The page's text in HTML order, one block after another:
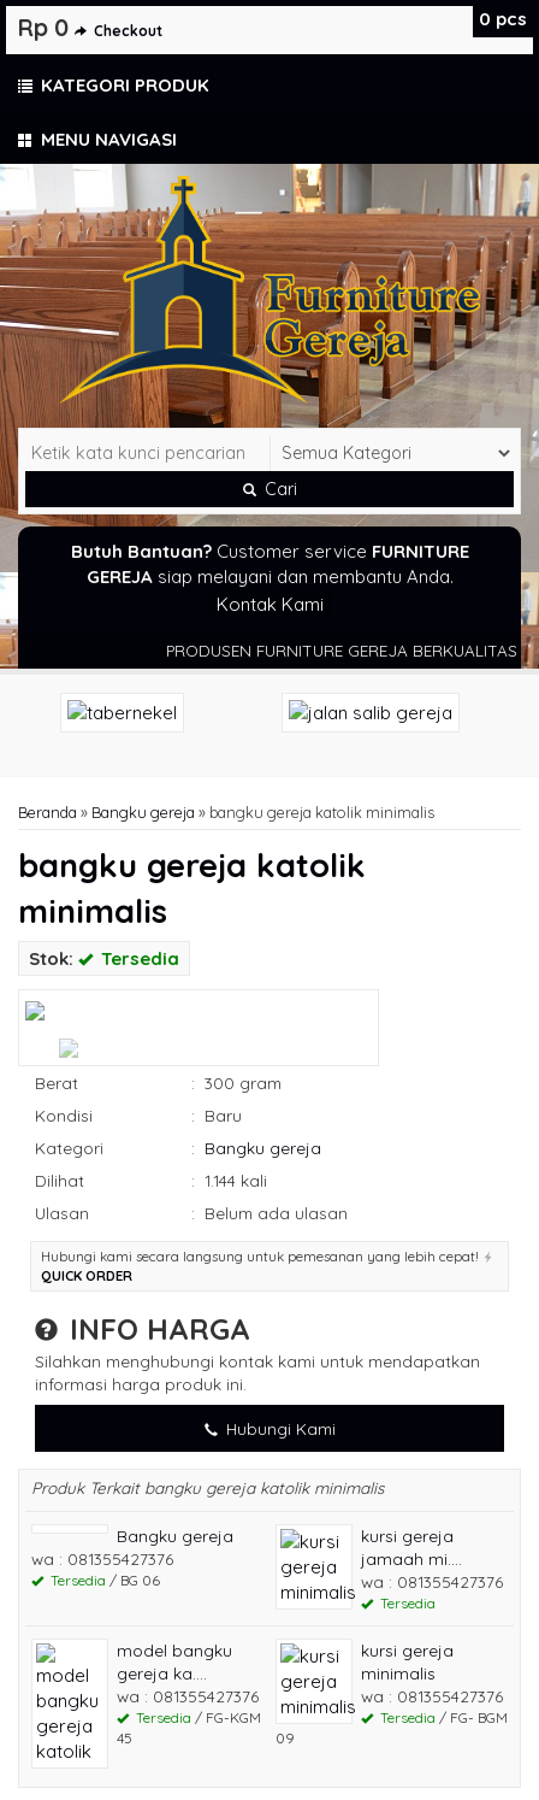
MENU NAVIGASI
Cari
Butuh Bantuan?Customer service FURNITURE
GEREJAsiap melayani dan membantu Anda.
Kontak Kami
PRODUSEN FURNITURE GEREJA BERKUALITAS DAN
Beranda » Bangku gereja » bangku gereja katolik minimalis
bangku gereja katolik
minimalis
Stok: Tersedia
Berat : 300 gram
Kondisi
: Baru
Kategori
: Bangku gereja
Dilihat
: 1.144 kali
Ulasan
: Belum ada ulasan
Hubungi kami secara langsung untuk pemesanan yang lebih cepat!
QUICK ORDER
INFO HARGA
Silahkan menghubungi kontak kami untuk mendapatkan
informasi harga produk ini.
Hubungi Kami
Produk Terkait bangku gereja katolik minimalis
Bangku gereja
wa : 081355427376
Tersedia / BG 06
kursi gereja
jamaah mi....
wa : 081355427376
Tersedia
model bangku
gereja ka....
wa : 081355427376
Tersedia / FG-KGM
45
kursi gereja
minimalis
wa : 081355427376
Tersedia / FG- BGM
09
0 pcs
Rp 0 Checkout
KATEGORI PRODUK